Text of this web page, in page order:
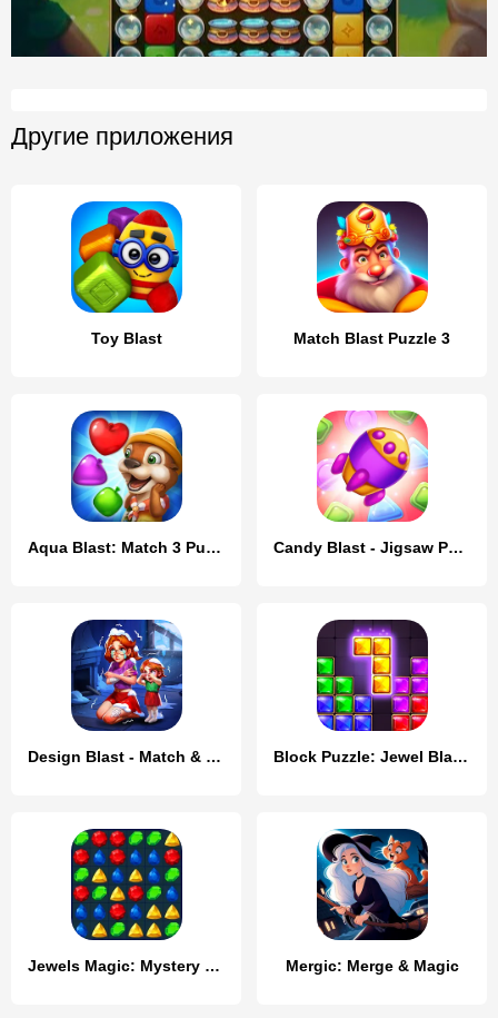
Другие приложения
Toy Blast Match Blast Puzzle 3
Aqua Blast: Match 3 Puzzle Candy Blast - Jigsaw Puzzle
Design Blast - Match & Home Block Puzzle: Jewel Blast Game
Jewels Magic: Mystery Match3 Mergic: Merge & Magic